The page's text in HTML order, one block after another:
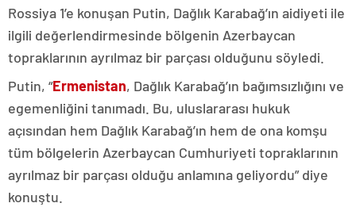
Rossiya 1’e konuşan Putin, Dağlık Karabağ’ın aidiyeti ile
ilgili değerlendirmesinde bölgenin Azerbaycan
topraklarının ayrılmaz bir parçası olduğunu söyledi.
Putin, “Ermenistan, Dağlık Karabağ’ın bağımsızlığını ve
egemenliğini tanımadı. Bu, uluslararası hukuk
açısından hem Dağlık Karabağ’ın hem de ona komşu
tüm bölgelerin Azerbaycan Cumhuriyeti topraklarının
ayrılmaz bir parçası olduğu anlamına geliyordu” diye
konuştu.